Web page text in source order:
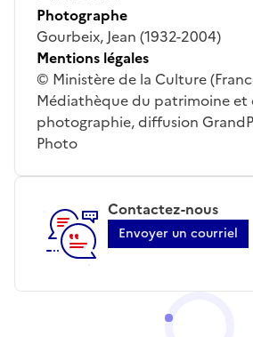
Photographe
Gourbeix, Jean (1932-2004)
Mentions légales
© Ministère de la Culture
Médiathèque du patrimoine et
photographie, diffusion
Photo
Contactez-nous
Envoyer un courriel